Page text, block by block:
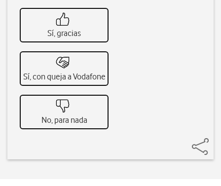
Sí, gracias
Sí, con queja a Vodafone
No, para nada